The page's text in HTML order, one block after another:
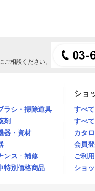
ご相談ください。
ラシ・掃除道具
剤
器・資材
ンス・補修
特別価格商品
ショ
すべ
すべ
カタ
会員
ご利
ショ